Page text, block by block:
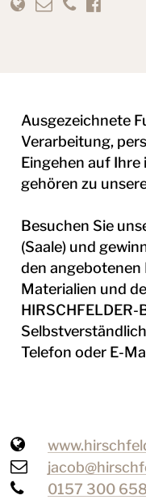
Ausgezeichnete
Verarbeitung,
Eingehen auf
gehören zu
Besuchen Sie
(Saale) und
den angebotenen
Materialien und
HIRSCHFELDER-
Telefon oder E-
Website:
E-
Mail:
Telefon:
0157 300